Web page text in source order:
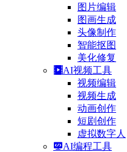
图片编辑
图画生成
头像制作
智能抠图
美化修复
AI视频工具
视频编辑
视频生成
动画创作
短剧创作
虚拟数字人
AI编程工具